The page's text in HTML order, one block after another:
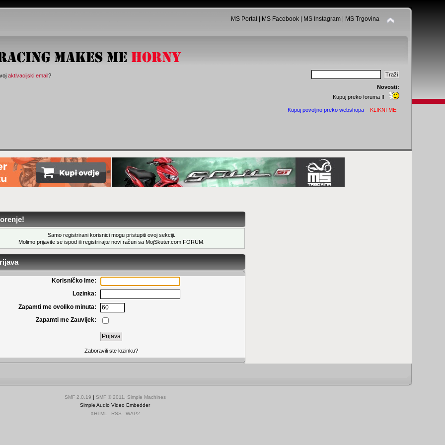
MS Portal MS Facebook| MS Instagram| MS Trgovina
aktivacijski email?
Novosti:
Kupuj preko foruma !!
Kupuj povoljno preko webshopa KLIKNI ME
Samo registrirani korisnici mogu pristupiti ovoj sekciji.
Molimo prijavite se ispod ili registrirajte novi računsa MojSkuter.com FORUM.
Korisničko Ime:
Lozinka:
Zapamti me ovoliko minuta:
Zapamti me Zauvijek:
Zaboravili ste lozinku?
SMF 2.0.19 | SMF © 2011
Simple Machines
Simple Audio Video Embedder
XHTML
RSS WAP2